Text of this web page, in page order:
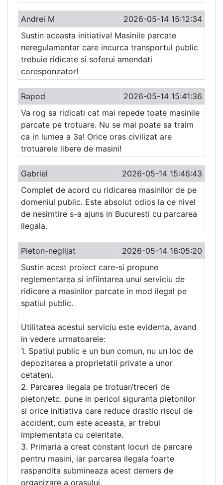
Andrei M
2026-05-14 15:12:34
Sustin aceasta initiativa! Masinile parcate
neregulamentar care incurca transportul public
trebuie ridicate si soferui amendati
coresponzator!
Rapod
2026-05-14 15:41:36
Va rog sa ridicati cat mai repede toate masinile
parcate pe trotuare. Nu se mai poate sa traim
ca in lumea a 3a! Orice oras civilizat are
trotuarele libere de masini!
Gabriel
2026-05-14 15:46:43
Complet de acord cu ridicarea masinilor de pe
domeniul public. Este absolut odios la ce nivel
de nesimtire s-a ajuns in Bucuresti cu parcarea
ilegala.
Pieton-neglijat
2026-05-14 16:05:20
Sustin acest proiect care-si propune
reglementarea si infiintarea unui serviciu de
ridicare a masinilor parcate in mod ilegal pe
spatiul public.
Utilitatea acestui serviciu este evidenta, avand
in vedere urmatoarele:
1. Spatiul public e un bun comun, nu un loc de
depozitarea a proprietatii private a unor
cetateni.
2. Parcarea ilegala pe trotuar/treceri de
pieton/etc. pune in pericol siguranta pietonilor
si orice initiativa care reduce drastic riscul de
accident, cum este aceasta, ar trebui
implementata cu celeritate.
3. Primaria a creat constant locuri de parcare
pentru masini, iar parcarea ilegala foarte
raspandita submineaza acest demers de
organizare a orasului.